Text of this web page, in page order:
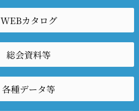
WEBカタログ
総会資料等
各種データ等